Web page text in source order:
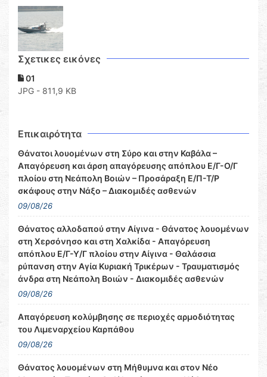
Σχετικες εικόνες
01
JPG - 811,9 KB
Επικαιρότητα
Θάνατοι λουομένων στη Σύρο και στην Καβάλα –
Απαγόρευση και άρση απαγόρευσης απόπλου Ε/Γ-Ο/Γ
πλοίου στη Νεάπολη Βοιών – Προσάραξη Ε/Π-Τ/Ρ
σκάφους στην Νάξο – Διακομιδές ασθενών
09/08/26
Θάνατος αλλοδαπού στην Αίγινα - Θάνατος λουομένων
στη Χερσόνησο και στη Χαλκίδα - Απαγόρευση
απόπλου Ε/Γ-Υ/Γ πλοίου στην Αίγινα - Θαλάσσια
ρύπανση στην Αγία Κυριακή Τρικέρων - Τραυματισμός
άνδρα στη Νεάπολη Βοιών - Διακομιδές ασθενών
09/08/26
Απαγόρευση κολύμβησης σε περιοχές αρμοδιότητας
του Λιμεναρχείου Καρπάθου
09/08/26
Θάνατος λουομένων στη Μήθυμνα και στον Νέο